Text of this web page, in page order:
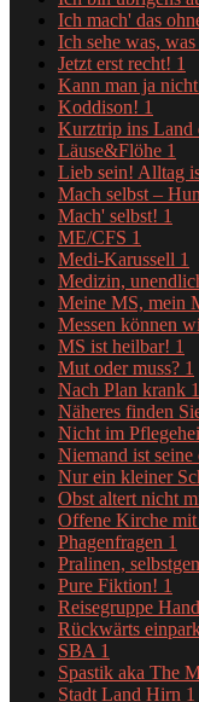
Ich mach' das
Ich sehe was,
Jetzt erst recht! 1
Kann man ja
Koddison! 1
Kurztrip ins Land
Läuse&Flöhe 1
Lieb sein! Alltag
Mach selbst –
Mach' selbst! 1
ME/CFS 1
Medi-Karussell 1
Medizin,
Meine MS, mein
Messen können
MS ist heilbar! 1
Mut oder muss? 1
Nach Plan krank 1
Näheres finden
Nicht im
Niemand ist
Nur ein kleiner
Obst altert nicht
Offene Kirche mit
Phagenfragen 1
Pralinen,
Pure Fiktion! 1
Reisegruppe
Rückwärts
SBA 1
Spastik aka The
Stadt Land Hirn 1